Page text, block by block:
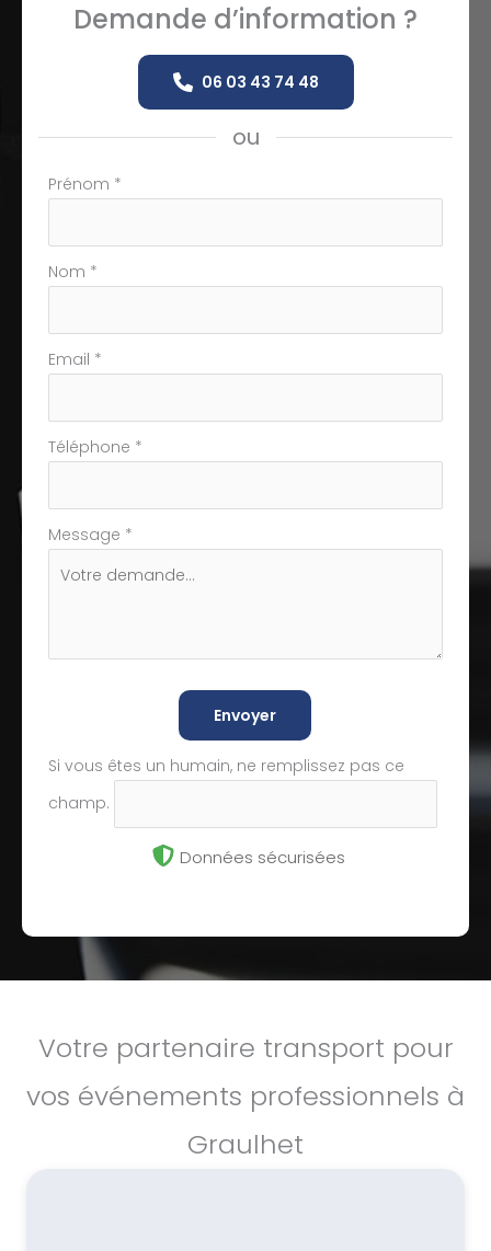
Demande d’information ?
06 03 43 74 48
ou
Formulaire
téléphone
Prénom *
Nom *
Email *
Téléphone *
Message *
Envoyer
Si vous êtes un humain, ne remplissez pas ce
champ.
Données sécurisées
Votre partenaire transport pour
vos événements professionnels à
Graulhet